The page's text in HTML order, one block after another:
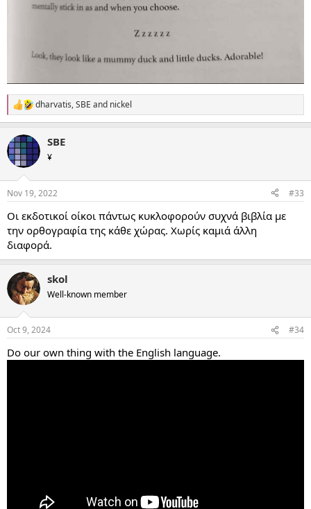
R
e
c
t
i
s
dharvatis,SBE and nickel
SBE
¥
Nov 19, 2022 #33
Οι εκδοτικοί οίκοι πάντως κυκλοφορούν συχνά βιβλία με
την ορθογραφία της κάθε χώρας. Χωρίς καμιά άλλη
διαφορά.
skol
Well-known member
Oct 9, 2024 #34
Do our own thing with the English language.